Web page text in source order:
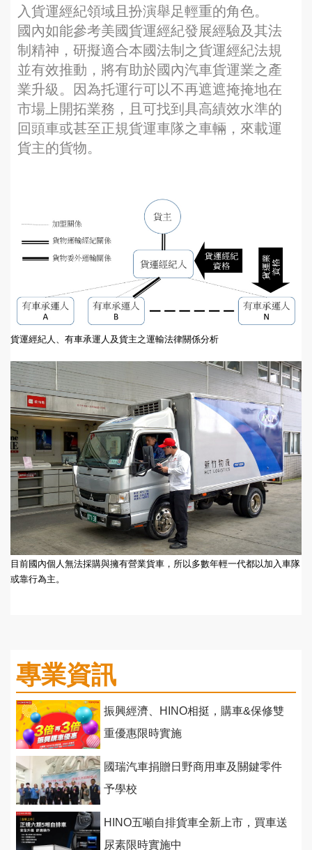
入貨運經紀領域且扮演舉足輕重的角色。
國內如能參考美國貨運經紀發展經驗及其法
制精神，研擬適合本國法制之貨運經紀法規
並有效推動，將有助於國內汽車貨運業之產
業升級。因為托運行可以不再遮遮掩掩地在
市場上開拓業務，且可找到具高績效水準的
回頭車或甚至正規貨運車隊之車輛，來載運
貨主的貨物。
貨運經紀人、有車承運人及貨主之運輸法律關係分析
目前國內個人無法採購與擁有營業貨車，所以多數年輕一代都以加入車隊
或靠行為主。
專業資訊
振興經濟、HINO相挺，購車&保修雙
重優惠限時實施
國瑞汽車捐贈日野商用車及關鍵零件
予學校
HINO五噸自排貨車全新上市，買車送
尿素限時實施中